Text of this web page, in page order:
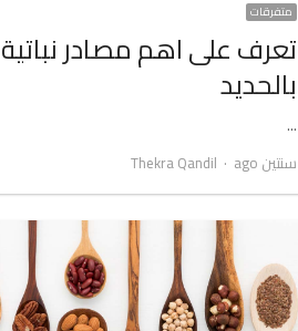
متفرقات
تعرف على اهم مصادر
بالحديد
…
سنتين ago
Author
Thekra Qandil